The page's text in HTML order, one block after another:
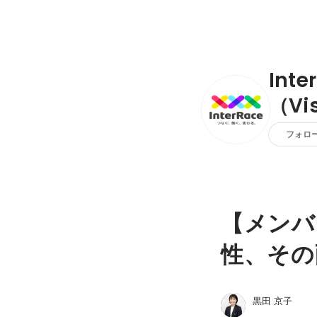
（
フォロ
【メン
性、そ
黒田 京子